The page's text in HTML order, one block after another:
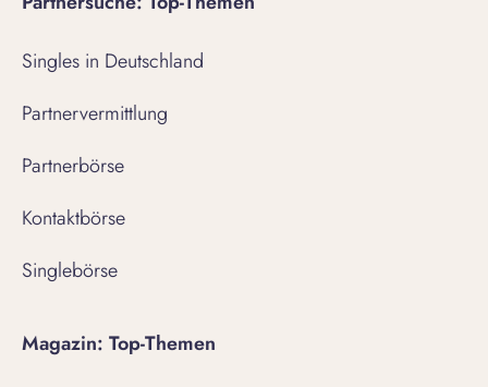
Singles in Deutschland
Partnervermittlung
Partnerbörse
Kontaktbörse
Singlebörse
Magazin: Top-Themen